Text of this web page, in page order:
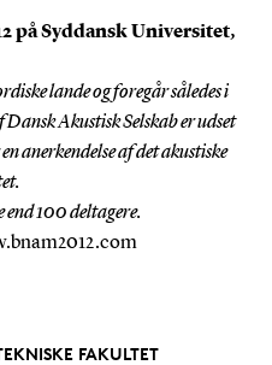
på Syddansk Universitet,
lande og foregår således i
Akustisk Selskab er udset
anerkendelse af det akustiske
100 deltagere.
FAKULTET